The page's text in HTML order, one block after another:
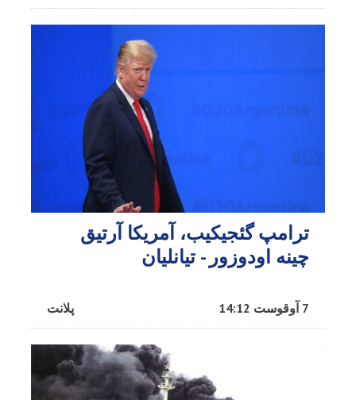
ترامپ گئجیکیب، آمریکا آرتیق
چینه اودوزور - تیانلیان
پلانت 7 آوقوست 14:12